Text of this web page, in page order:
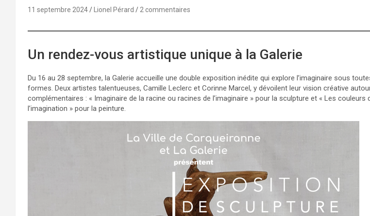
11 septembre 2024 Lionel Pérard 2 commentaires
Un rendez-vous artistique unique à la Galerie
Du 16 au 28 septembre, la Galerie accueille une double exposition inédite qui explore l’imaginaire sous
formes. Deux artistes talentueuses, Camille Leclerc et Corinne Marcel, y dévoilent leur vision créative
complémentaires : « Imaginaire de la racine ou racines de l’imaginaire » pour la sculpture et « Les couleurs
l’imagination » pour la peinture.